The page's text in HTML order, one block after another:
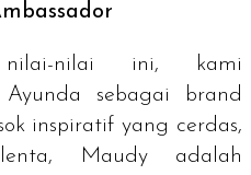
nilai-nilai ini, kami
sebagai brand
inspiratif yang cerdas,
Maudy adalah